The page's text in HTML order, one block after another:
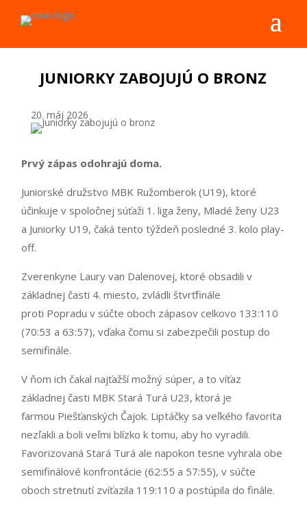
JUNIORKY ZABOJUJÚ O BRONZ
20. máj 2026
Prvý zápas odohrajú doma.
Juniorské družstvo MBK Ružomberok (U19), ktoré
účinkuje v spoločnej súťaži 1. liga ženy, Mladé ženy U23
a Juniorky U19, čaká tento týždeň posledné 3. kolo play-
off.
Zverenkyne Laury van Dalenovej, ktoré obsadili v
základnej časti 4. miesto, zvládli štvrťfinále
proti Popradu v súčte oboch zápasov celkovo 133:110
(70:53 a 63:57), vďaka čomu si zabezpečili postup do
semifinále.
V ňom ich čakal najťažší možný súper, a to víťaz
základnej časti MBK Stará Turá U23, ktorá je
farmou Piešťanských Čajok. Liptáčky sa veľkého favorita
nezľakli a boli veľmi blízko k tomu, aby ho vyradili.
Favorizovaná Stará Turá ale napokon tesne vyhrala obe
semifinálové konfrontácie (62:55 a 57:55), v súčte
oboch stretnutí zvíťazila 119:110 a postúpila do finále.